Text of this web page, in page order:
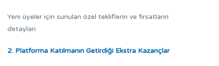
Yeni üyeler için sunulan özel tekliflerin ve fırsatların
detayları.
2. Platforma Katılmanın Getirdiği Ekstra Kazançlar